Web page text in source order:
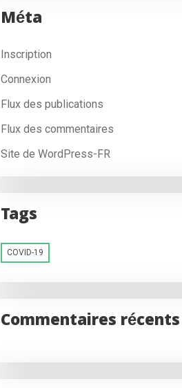
Méta
Inscription
Connexion
Flux des publications
Flux des commentaires
Site de WordPress-FR
Tags
COVID-19
Commentaires récents